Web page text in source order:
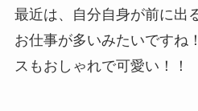
最近は、自分自身が前に出
お仕事が多いみたいですね
スもおしゃれで可愛い！！